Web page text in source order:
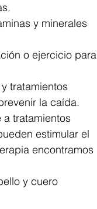
y minerales
o ejercicio para
tratamientos
la caída.
tratamientos
estimular el
encontramos
y cuero